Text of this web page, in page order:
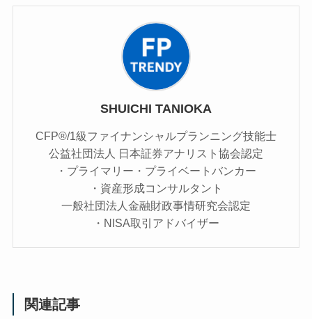
SHUICHI TANIOKA
CFP®/1級ファイナンシャルプランニング技能士
公益社団法人 日本証券アナリスト協会認定
・プライマリー・プライベートバンカー
・資産形成コンサルタント
一般社団法人金融財政事情研究会認定
・NISA取引アドバイザー
関連記事